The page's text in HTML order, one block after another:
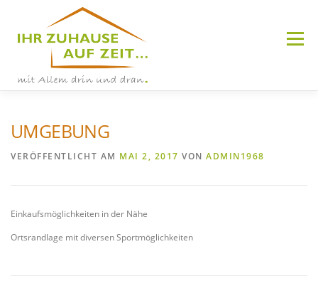
springen
Menü
WETZLAR-HERMANNSTEIN
HÜTTENBERG
UMGEBUNG
VERÖFFENTLICHT AM MAI 2, 2017 VON ADMIN1968
Einkaufsmöglichkeiten in der Nähe
Ortsrandlage mit diversen Sportmöglichkeiten